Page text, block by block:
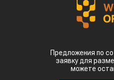
Предложения по
заявку для
можете